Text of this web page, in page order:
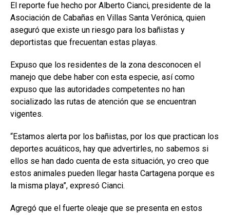
El reporte fue hecho por Alberto Cianci, presidente de la
Asociación de Cabañas en Villas Santa Verónica, quien
aseguró que existe un riesgo para los bañistas y
deportistas que frecuentan estas playas.
Expuso que los residentes de la zona desconocen el
manejo que debe haber con esta especie, así como
expuso que las autoridades competentes no han
socializado las rutas de atención que se encuentran
vigentes.
“Estamos alerta por los bañistas, por los que practican los
deportes acuáticos, hay que advertirles, no sabemos si
ellos se han dado cuenta de esta situación, yo creo que
estos animales pueden llegar hasta Cartagena porque es
la misma playa”, expresó Cianci.
Agregó que el fuerte oleaje que se presenta en estos